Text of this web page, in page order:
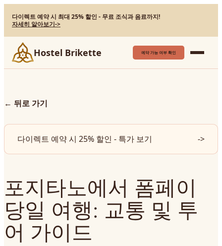
다이렉트 예약 시 최대 25% 할인 - 무료 조식과 음료까지!
자세히 알아보기->
Hostel Brikette 예약 가능 여부 확인
← 뒤로 가기
다이렉트 예약 시 25% 할인 - 특가 보기 ->
포지타노에서 폼페이
당일 여행: 교통 및 투
어 가이드